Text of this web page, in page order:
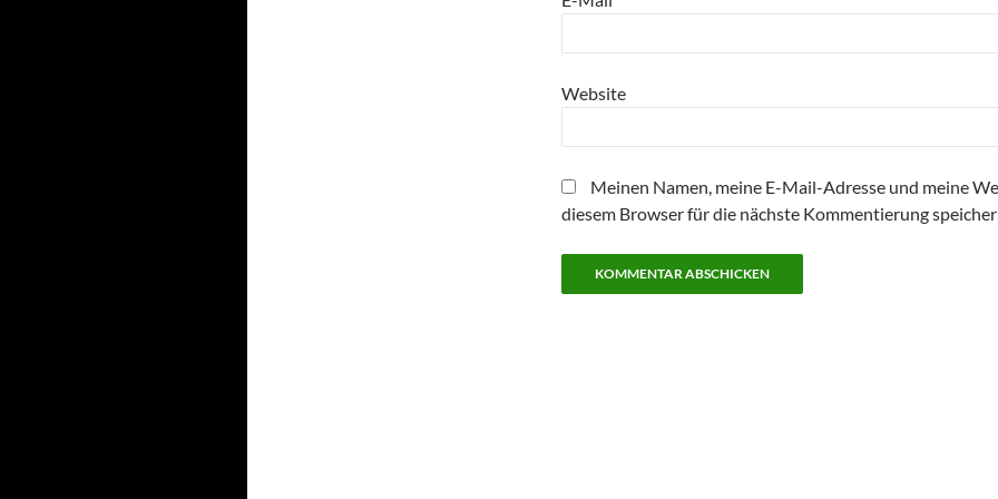
Website
Meinen Namen, meine E-Mail-Adresse und meine
diesem Browser für die nächste Kommentierung